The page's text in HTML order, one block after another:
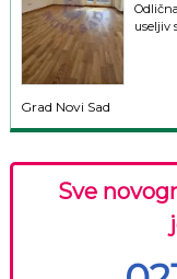
useljiv
Grad Novi Sad
Sve